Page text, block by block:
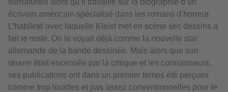
écrivain américain spécialisé dans les romans d’horreur.
L’habileté avec laquelle Kleist met en scène ses dessins a
fait le reste. On le voyait déjà comme la nouvelle star
allemande de la bande dessinée. Mais alors que son
œuvre était encensée par la critique et les connaisseurs,
ses publications ont dans un premier temps été perçues
comme trop lourdes et pas assez conventionnelles pour le